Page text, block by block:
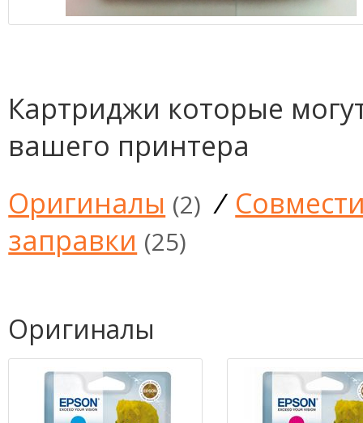
Картриджи которые
вашего принтера
Оригиналы (2) /
заправки (25)
Оригиналы